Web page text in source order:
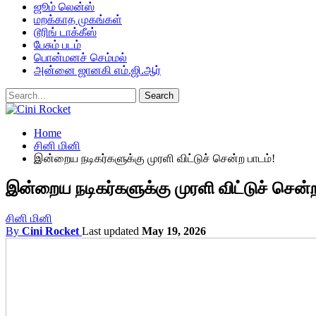
ஜூம் லென்ஸ்
மறக்காத முகங்கள்
டூரிங் டாக்கீஸ்
பேசும் படம்
பொன்மனச் செம்மல்
அன்னை ஜானகி எம்.ஜி.ஆர்
Home
சினி மினி
இன்றைய நடிகர்களுக்கு முரளி விட்டுச் சென்ற பாடம்!
இன்றைய நடிகர்களுக்கு முரளி விட்டுச்
சினி மினி
By Cini Rocket Last updated May 19, 2026